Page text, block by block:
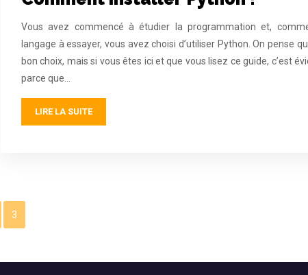
Vous avez commencé à étudier la programmation et,
langage à essayer, vous avez choisi d’utiliser Python. On pense
bon choix, mais si vous êtes ici et que vous lisez ce guide, c’est
parce que…
LIRE LA SUITE
3